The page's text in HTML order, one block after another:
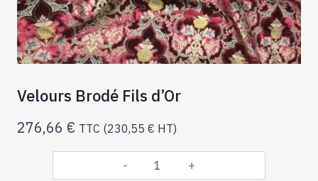
Velours Brodé Fils d’Or
276,66 € TTC (230,55 € HT)
quantité